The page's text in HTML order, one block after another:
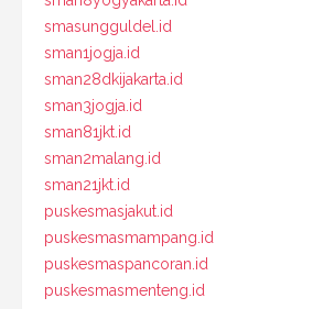
smasungguldel.id
sman1jogja.id
sman28dkijakarta.id
sman3jogja.id
sman81jkt.id
sman2malang.id
sman21jkt.id
puskesmasjakut.id
puskesmasmampang.id
puskesmaspancoran.id
puskesmasmenteng.id